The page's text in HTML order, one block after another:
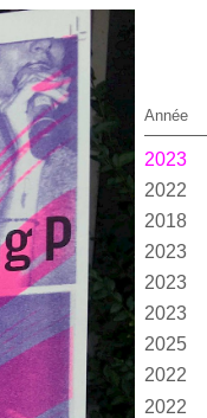
Année
2023
2022
2018
2023
2023
2023
2025
2022
2022